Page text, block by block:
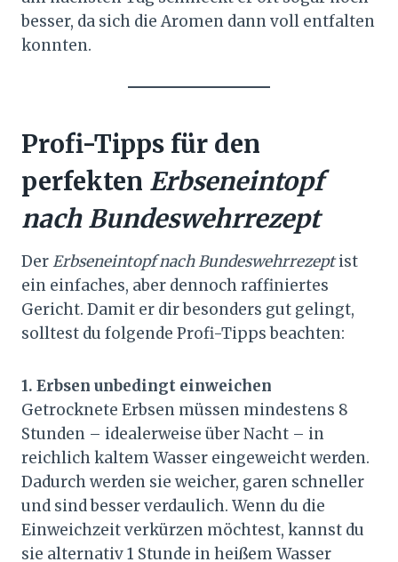
besser, da sich die Aromen dann voll entfalten
konnten.
Profi-Tipps für den
perfekten Erbseneintopf
nach Bundeswehrrezept
DerErbseneintopf nach Bundeswehrrezeptist
ein einfaches, aber dennoch raffiniertes
Gericht. Damit er dir besonders gut gelingt,
solltest du folgende Profi-Tipps beachten:
1. Erbsen unbedingt einweichen
Getrocknete Erbsen müssen mindestens 8
Stunden – idealerweise über Nacht – in
reichlich kaltem Wasser eingeweicht werden.
Dadurch werden sie weicher, garen schneller
und sind besser verdaulich. Wenn du die
Einweichzeit verkürzen möchtest, kannst du
sie alternativ 1 Stunde in heißem Wasser